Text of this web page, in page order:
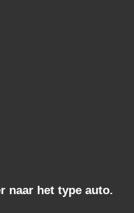
naar het type auto.